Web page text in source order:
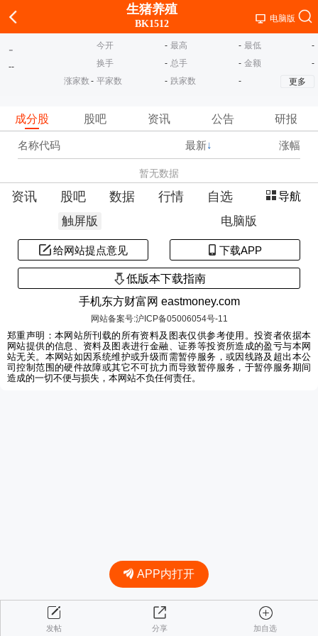
生猪养殖
BK1512 电脑版
-
--
今开 - 最高 - 最低
-
换手
- 总手 - 金额
-
涨家数 - 平家数 - 跌家数 - 更多
成分股 股吧 资讯 公告 研报
名称代码 最新↓ 涨幅
暂无数据
资讯 股吧 数据 行情 自选 导航
触屏版 电脑版
给网站提点意见 下载APP
低版本下载指南
手机东方财富网 eastmoney.com
网站备案号:沪ICP备05006054号-11
郑重声明：本网站所刊载的所有资料及图表仅供参考使用。投资者依据本
网站提供的信息、资料及图表进行金融、证券等投资所造成的盈亏与本网
站无关。本网站如因系统维护或升级而需暂停服务，或因线路及超出本公
司控制范围的硬件故障或其它不可抗力而导致暂停服务，于暂停服务期间
造成的一切不便与损失，本网站不负任何责任。
发帖 分享 加自选
APP内打开